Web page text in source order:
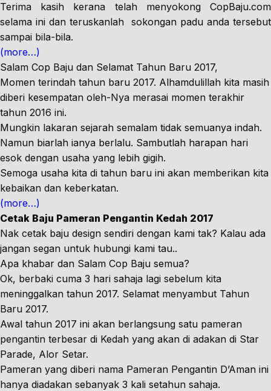
Terima kasih kerana telah menyokong CopBaju.com
selama ini dan teruskanlah sokongan padu anda tersebut
sampai bila-bila.
(more…)
Salam Cop Baju dan Selamat Tahun Baru 2017,
Momen terindah tahun baru 2017. Alhamdulillah kita masih
diberi kesempatan oleh-Nya merasai momen terakhir
tahun 2016 ini.
Mungkin lakaran sejarah semalam tidak semuanya indah.
Namun biarlah ianya berlalu. Sambutlah harapan hari
esok dengan usaha yang lebih gigih.
Semoga usaha kita di tahun baru ini akan memberikan kita
kebaikan dan keberkatan.
(more…)
Cetak Baju Pameran Pengantin Kedah 2017
Nak cetak baju design sendiri dengan kami tak? Kalau ada
jangan segan untuk hubungi kami tau..
Apa khabar dan Salam Cop Baju semua?
Ok, berbaki cuma 3 hari sahaja lagi sebelum kita
meninggalkan tahun 2017. Selamat menyambut Tahun
Baru 2017.
Awal tahun 2017 ini akan berlangsung satu pameran
pengantin terbesar di Kedah yang akan di adakan di Star
Parade, Alor Setar.
Pameran yang diberi nama Pameran Pengantin D’Aman ini
hanya diadakan sebanyak 3 kali setahun sahaja.